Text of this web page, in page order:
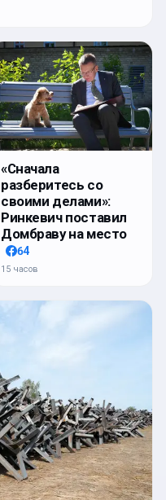
«Сначала
разберитесь со
своими делами»:
Ринкевич поставил
Домбраву на место
64
15 часов